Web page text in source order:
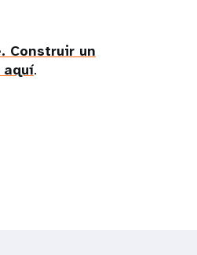
Construir un
aquí.